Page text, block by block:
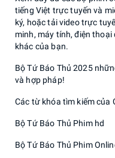
tiếng Việt trực tuyến và
ký, hoặc tải video trực
minh, máy tính, điện
khác của bạn.
Bộ Tứ Báo Thủ 2025
và hợp pháp!
Các từ khóa tìm kiếm của
Bộ Tứ Báo Thủ Phim hd
Bộ Tứ Báo Thủ Phim